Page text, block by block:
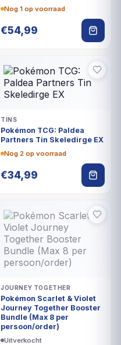
Nog 1 op voorraad
€54,99
TINS
Pokémon TCG: Paldea
Partners Tin Skeledirge EX
Nog 2 op voorraad
€34,99
UITVERKOCHT
JOURNEY TOGETHER
Pokémon Scarlet & Violet
Journey Together Booster
Bundle (Max 8 per
persoon/order)
Uitverkocht